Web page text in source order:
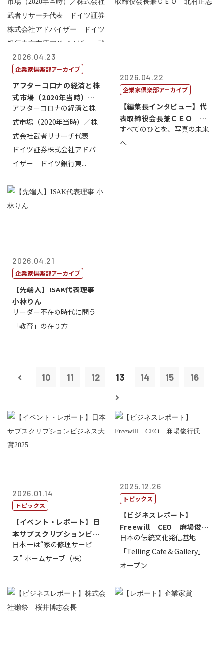
2026.04.23
企業家倶楽部アーカイブ
アフターコロナの経済と株
式市場（2020年当時）／
株式会社武...
アフターコロナの経済と株
式市場（2020年当時）／株
式会社武者リサーチ代表
ドイツ証券株式会社アドバ
イザー ドイツ銀行東...
2026.04.22
企業家倶楽部アーカイブ
【編集長インタビュー】代
表取締役会長兼ＣＥＯ 北
村正志
すべてのひとを、写真の未来
へ
2026.04.21
企業家倶楽部アーカイブ
【先端人】ISAK代表理事
小林りん
リーダー不在の時代に問う
「教育」の在り方
10 11 12 13 14 15 16
2026.01.14
トピックス
【イベント・レポート】日
本サブスクリプションビジ
ネス大賞20...
日本一は“家の修理サービ
ス” ホームサーブ（株）
2025.12.26
トピックス
【ビジネスレポート】
Freewill CEO 麻場俊行
氏
日本の伝統文化発信基地
「Telling Cafe & Gallery」
オープン